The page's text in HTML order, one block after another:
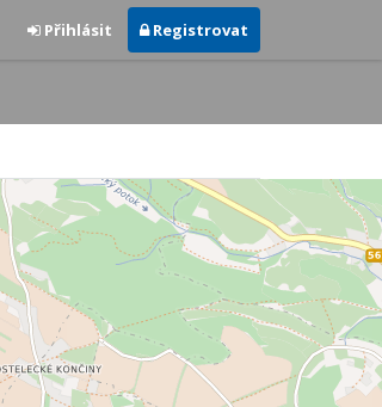
Přihlásit Registrovat